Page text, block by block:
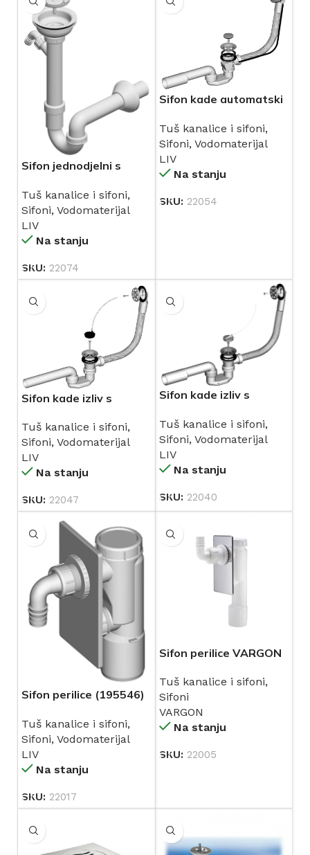
Sifon jednodjelni s
(196492) LIV
Tuš kanalice i sifoni,
Sifoni, Vodomaterijal
LIV
Na stanju
SKU: 22074
Sifon kade automatski
(196915) LIV
Tuš kanalice i sifoni,
Sifoni, Vodomaterijal
LIV
Na stanju
SKU: 22054
Sifon kade izliv s
mm (196504) LIV
Tuš kanalice i sifoni,
Sifoni, Vodomaterijal
LIV
Na stanju
SKU: 22047
Sifon kade izliv s
(196753) LIV
Tuš kanalice i sifoni,
Sifoni, Vodomaterijal
LIV
Na stanju
SKU: 22040
Sifon perilice (195546)
Tuš kanalice i sifoni,
Sifoni, Vodomaterijal
LIV
Na stanju
SKU: 22017
Sifon perilice VARGON
Tuš kanalice i sifoni,
Sifoni
VARGON
Na stanju
SKU: 22005